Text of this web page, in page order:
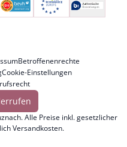
Betroffenenrechte
Cookie-Einstellungen
Alle Preise inkl. gesetzlicher
Versandkosten.